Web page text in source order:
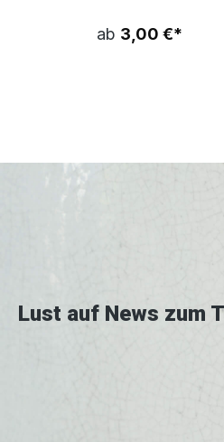
ab 3,00 €*
Lust auf News zum